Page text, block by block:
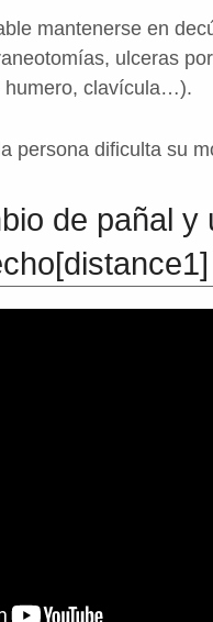
en
ulceras
humero, clavícula…).
dificulta su
de pañal